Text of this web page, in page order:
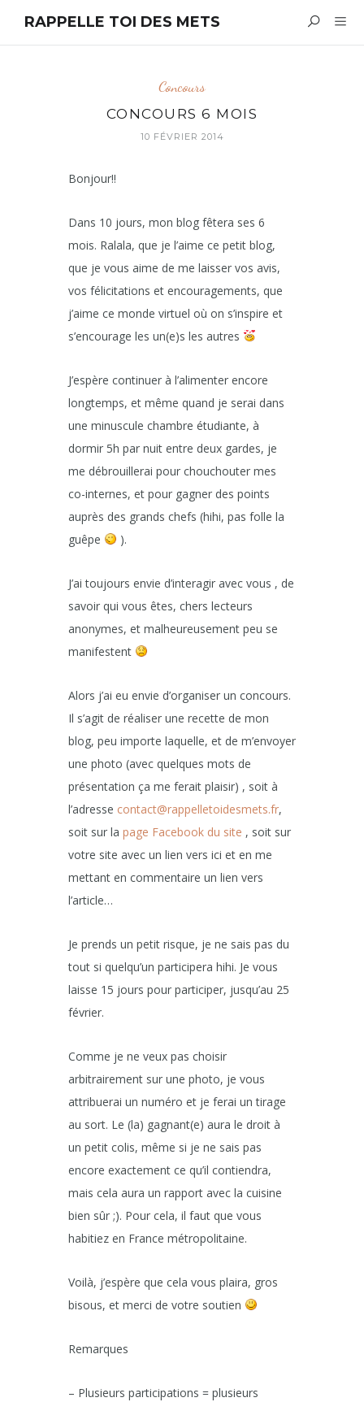
RAPPELLE TOI DES METS
Concours
CONCOURS 6 MOIS
10 FÉVRIER 2014
Bonjour!!
Dans 10 jours, mon blog fêtera ses 6
mois. Ralala, que je l’aime ce petit blog,
que je vous aime de me laisser vos avis,
vos félicitations et encouragements, que
j’aime ce monde virtuel où on s’inspire et
s’encourage les un(e)s les autres
J’espère continuer à l’alimenter encore
longtemps, et même quand je serai dans
une minuscule chambre étudiante, à
dormir 5h par nuit entre deux gardes, je
me débrouillerai pour chouchouter mes
co-internes, et pour gagner des points
auprès des grands chefs (hihi, pas folle la
guêpe
).
J’ai toujours envie d’interagir avec vous , de
savoir qui vous êtes, chers lecteurs
anonymes, et malheureusement peu se
manifestent
Alors j’ai eu envie d’organiser un concours.
Il s’agit de réaliser une recette de mon
blog, peu importe laquelle, et de m’envoyer
une photo (avec quelques mots de
présentation ça me ferait plaisir) , soit à
l’adresse contact@rappelletoidesmets.fr,
soit sur la page Facebook du site , soit sur
votre site avec un lien vers ici et en me
mettant en commentaire un lien vers
l’article…
Je prends un petit risque, je ne sais pas du
tout si quelqu’un participera hihi. Je vous
laisse 15 jours pour participer, jusqu’au 25
février.
Comme je ne veux pas choisir
arbitrairement sur une photo, je vous
attribuerai un numéro et je ferai un tirage
au sort. Le (la) gagnant(e) aura le droit à
un petit colis, même si je ne sais pas
encore exactement ce qu’il contiendra,
mais cela aura un rapport avec la cuisine
bien sûr ;). Pour cela, il faut que vous
habitiez en France métropolitaine.
Voilà, j’espère que cela vous plaira, gros
bisous, et merci de votre soutien
Remarques
– Plusieurs participations = plusieurs